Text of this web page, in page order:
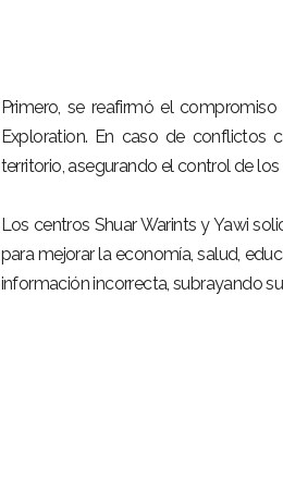
Primero, se reafirmó el
Exploration. En caso de conflictos
territorio, asegurando el control de
Los centros Shuar Warints y Yawi
para mejorar la economía, salud,
información incorrecta, subrayando